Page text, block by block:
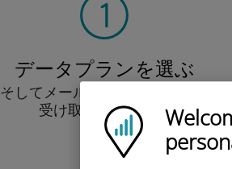
Ubigi logo
データプランを選ぶ
そしてメール経由でQRコードを
受け取りましょう！
早い！